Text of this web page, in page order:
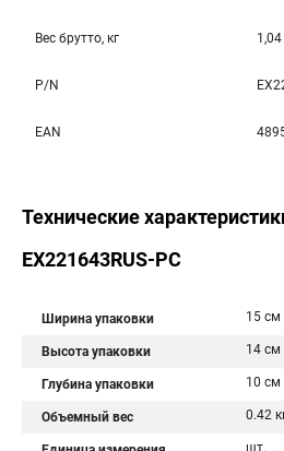
Вес брутто, кг 1,04
P/N
EAN
Технические
EX221643RUS-PC
Ширина упаковки 15 см
Высота упаковки 14 см
Глубина упаковки 10 см
Объемный вес 0.42
шт.